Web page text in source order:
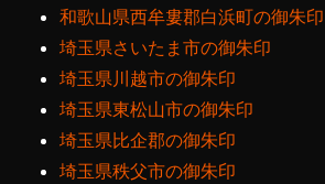
和歌山県西牟婁郡白浜町の御朱印
埼玉県さいたま市の御朱印
埼玉県川越市の御朱印
埼玉県東松山市の御朱印
埼玉県比企郡の御朱印
埼玉県秩父市の御朱印